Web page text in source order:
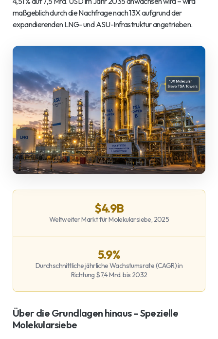
maßgeblich durch die Nachfrage nach 13X aufgrund der
expandierenden LNG- und ASU-Infrastruktur angetrieben.
$4.9B
Weltweiter Markt für Molekularsiebe, 2025
5.9%
Durchschnittliche jährliche Wachstumsrate (CAGR) in
Richtung $7,4 Mrd. bis 2032
Über die Grundlagen hinaus – Spezielle
Molekularsiebe